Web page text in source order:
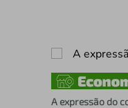
A expressão do